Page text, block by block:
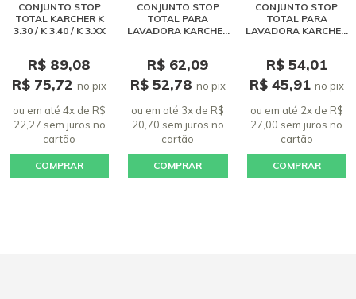
CONJUNTO STOP
TOTAL KARCHER K
3.30 / K 3.40 / K 3.XX
R$ 89,08
R$ 75,72no pix
ou em até 4x de R$
22,27 sem juros no
cartão
COMPRAR
CONJUNTO STOP
TOTAL PARA
LAVADORA KARCHER
R$ 62,09
R$ 52,78 no pix
ou em até 3x de R$
20,70 sem juros no
cartão
COMPRAR
CONJUNTO STOP
TOTAL PARA
LAVADORA KARCHER
R$ 54,01
R$ 45,91 no pix
ou em até 2x de R$
27,00 sem jurosno
cartão
COMPRAR